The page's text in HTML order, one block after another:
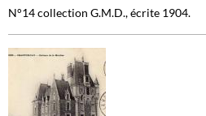
N°14 collection G.M.D., écrite 1904.